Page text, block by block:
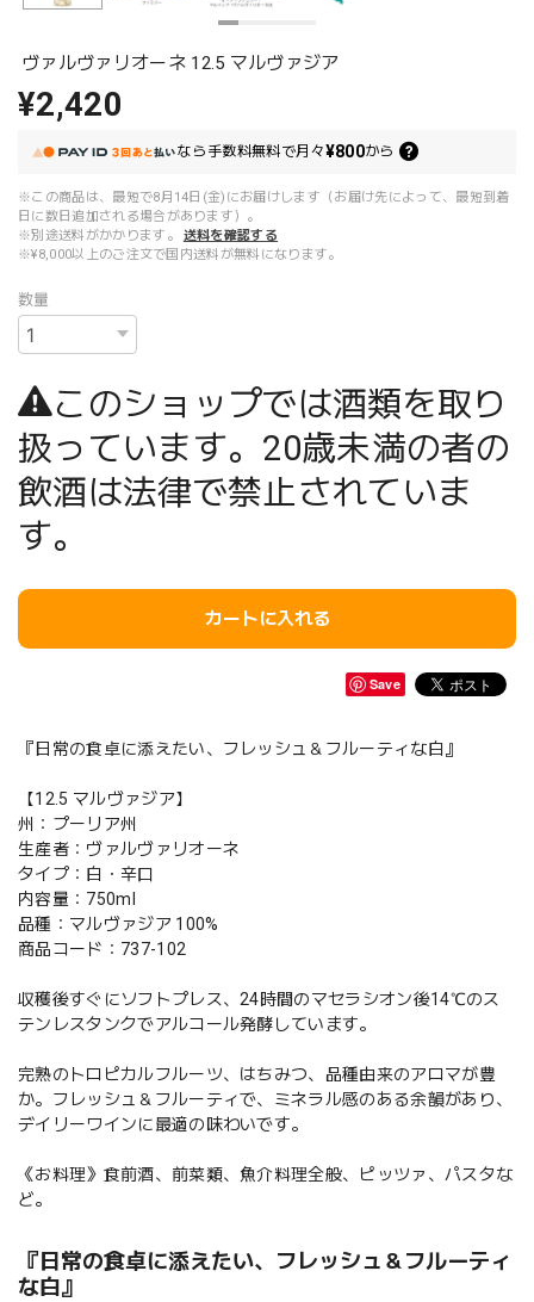
ヴァルヴァリオーネ 12.5 マルヴァジア
¥2,420
なら 手数料無料で月々¥800から
※この商品は、最短で8月14日(金)にお届けします（お届け先によって、最短到着
日に数日追加される場合があります）。
※別途送料がかかります。
送料を確認する
※¥8,000以上のご注文で国内送料が無料になります。
数量
このショップでは酒類を取り
扱っています。20歳未満の者の
飲酒は法律で禁止されていま
す。
カートに入れる
Save
『日常の食卓に添えたい、フレッシュ＆フルーティな白』
【12.5 マルヴァジア】
州：プーリア州
生産者：ヴァルヴァリオーネ
タイプ：白・辛口
内容量：750ml
品種：マルヴァジア 100%
商品コード：737-102
収穫後すぐにソフトプレス、24時間のマセラシオン後14℃のス
テンレスタンクでアルコール発酵しています。
完熟のトロピカルフルーツ、はちみつ、品種由来のアロマが豊
か。フレッシュ＆フルーティで、ミネラル感のある余韻があり、
デイリーワインに最適の味わいです。
《お料理》食前酒、前菜類、魚介料理全般、ピッツァ、パスタな
ど。
『日常の食卓に添えたい、フレッシュ＆フルーティ
な白』